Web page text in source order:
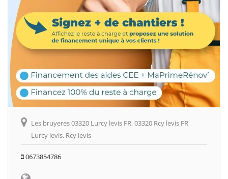
Les bruyeres 03320 Lurcy levis FR, 03320 Rcy levis FR
Lurcy levis, Rcy levis
0673854786